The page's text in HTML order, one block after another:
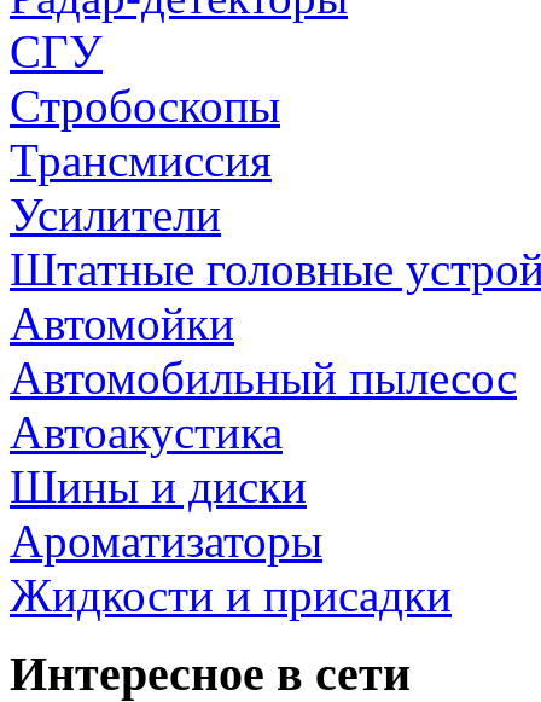
СГУ
Стробоскопы
Трансмиссия
Усилители
Штатные головные
Автомойки
Автомобильный пылесос
Автоакустика
Шины и диски
Ароматизаторы
Жидкости и присадки
Интересное в сети